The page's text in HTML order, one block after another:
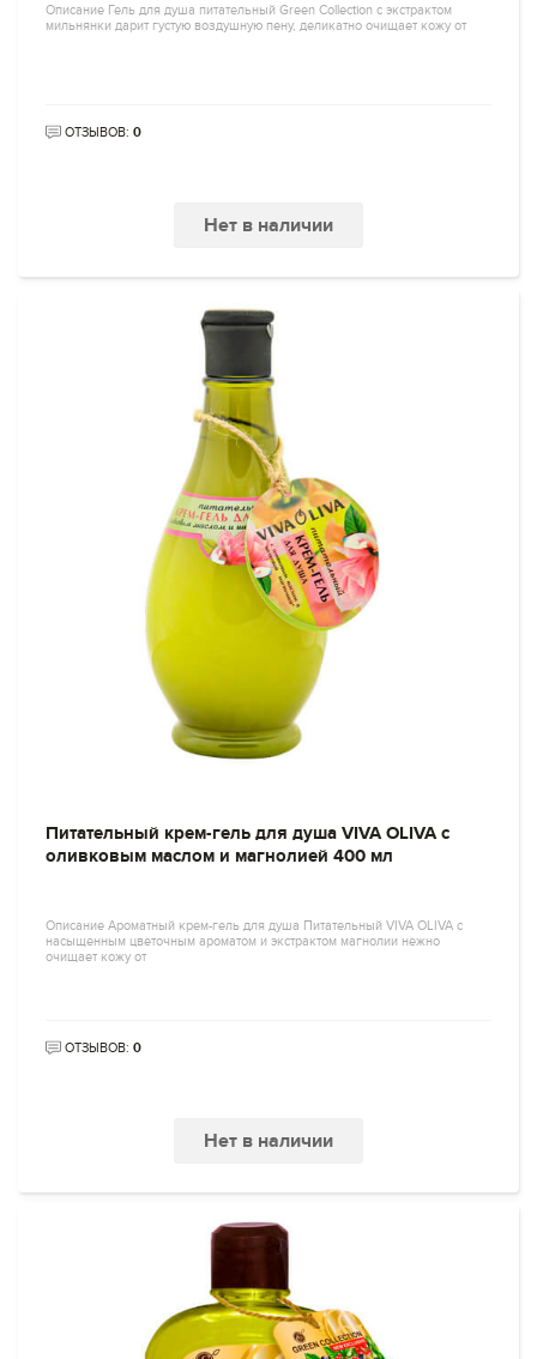
Описание Гель для душа питательный Green Collection с экстрактом
мильнянки дарит густую воздушную пену, деликатно очищает кожу от
ОТЗЫВОВ: 0
Нет в наличии
Питательный крем-гель для душа VIVA OLIVA с
оливковым маслом и магнолией 400 мл
Описание Ароматный крем-гель для душа Питательный VIVA OLIVA с
насыщенным цветочным ароматом и экстрактом магнолии нежно
очищает кожу от
ОТЗЫВОВ: 0
Нет в наличии